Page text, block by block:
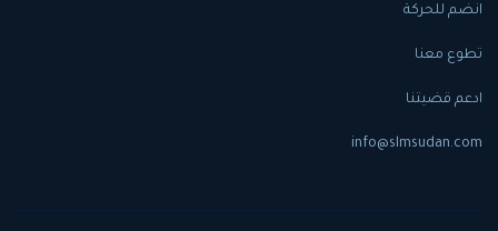
انضم للحركة
تطوع معنا
ادعم قضيتنا
info@slmsudan.com